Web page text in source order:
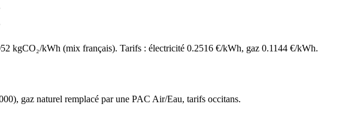
kgCO₂/kWh (mix français). Tarifs : électricité 0.2516 €/kWh, gaz 0.1144 €/kWh.
), gaz naturel remplacé par une PAC Air/Eau, tarifs occitans.